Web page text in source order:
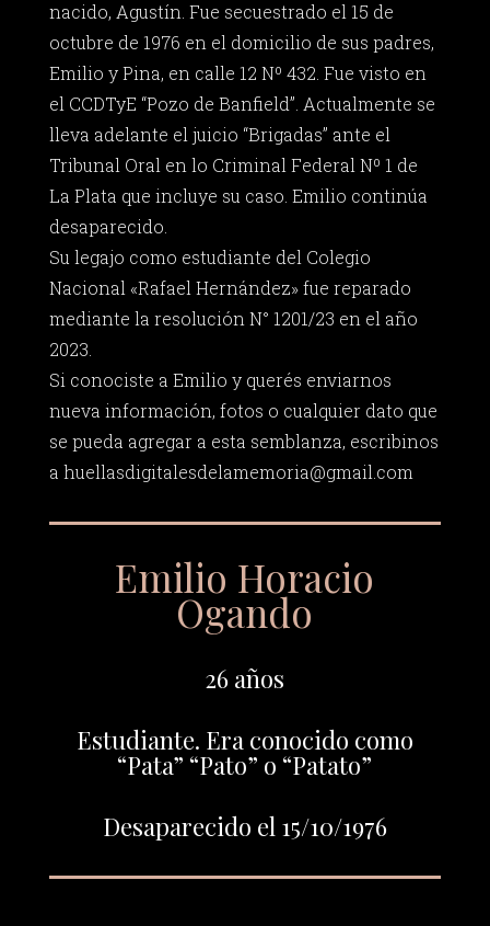
nacido, Agustín. Fue secuestrado el 15 de
octubre de 1976 en el domicilio de sus padres,
Emilio y Pina, en calle 12 Nº 432. Fue visto en
el CCDTyE “Pozo de Banfield”. Actualmente se
lleva adelante el juicio “Brigadas” ante el
Tribunal Oral en lo Criminal Federal Nº 1 de
La Plata que incluye su caso. Emilio continúa
desaparecido.
Su legajo como estudiante del Colegio
Nacional «Rafael Hernández» fue reparado
mediante la resolución N° 1201/23 en el año
2023.
Si conociste a Emilio y querés enviarnos
nueva información, fotos o cualquier dato que
se pueda agregar a esta semblanza, escribinos
a huellasdigitalesdelamemoria@gmail.com
Emilio Horacio
Ogando
26 años
Estudiante. Era conocido como
“Pata” “Pato” o “Patato”
Desaparecido el 15/10/1976